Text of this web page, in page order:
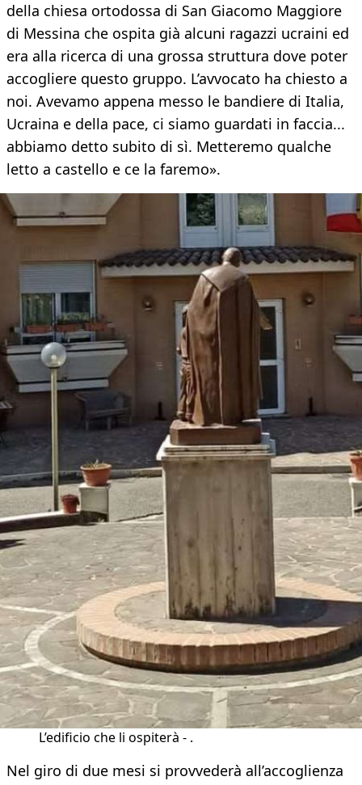
della chiesa ortodossa di San Giacomo Maggiore
di Messina che ospita già alcuni ragazzi ucraini ed
era alla ricerca di una grossa struttura dove poter
accogliere questo gruppo. L’avvocato ha chiesto a
noi. Avevamo appena messo le bandiere di Italia,
Ucraina e della pace, ci siamo guardati in faccia...
abbiamo detto subito di sì. Metteremo qualche
letto a castello e ce la faremo».
L’edificio che li ospiterà - .
Nel giro di due mesi si provvederà all’accoglienza